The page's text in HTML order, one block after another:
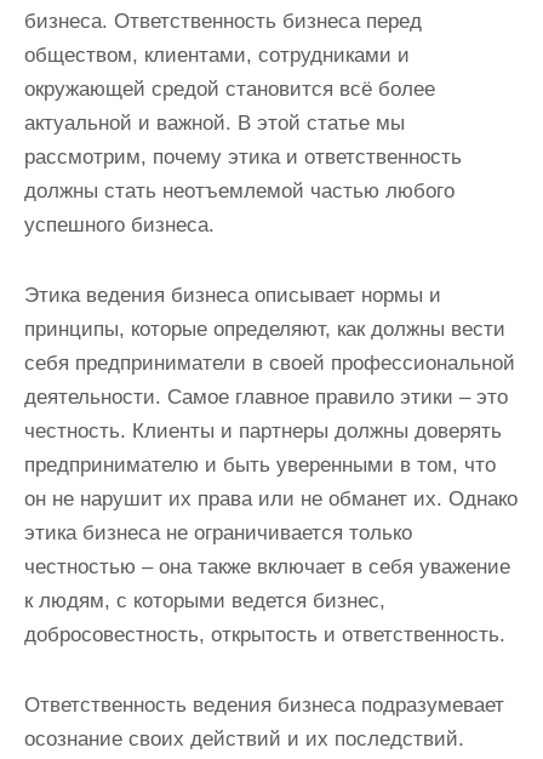
бизнеса. Ответственность бизнеса перед
обществом, клиентами, сотрудниками и
окружающей средой становится всё более
актуальной и важной. В этой статье мы
рассмотрим, почему этика и ответственность
должны стать неотъемлемой частью любого
успешного бизнеса.
Этика ведения бизнеса описывает нормы и
принципы, которые определяют, как должны вести
себя предприниматели в своей профессиональной
деятельности. Самое главное правило этики – это
честность. Клиенты и партнеры должны доверять
предпринимателю и быть уверенными в том, что
он не нарушит их права или не обманет их. Однако
этика бизнеса не ограничивается только
честностью – она также включает в себя уважение
к людям, с которыми ведется бизнес,
добросовестность, открытость и ответственность.
Ответственность ведения бизнеса подразумевает
осознание своих действий и их последствий.